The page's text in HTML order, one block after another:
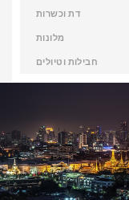
דת וכשרות
מלונות
חבילות וטיולים